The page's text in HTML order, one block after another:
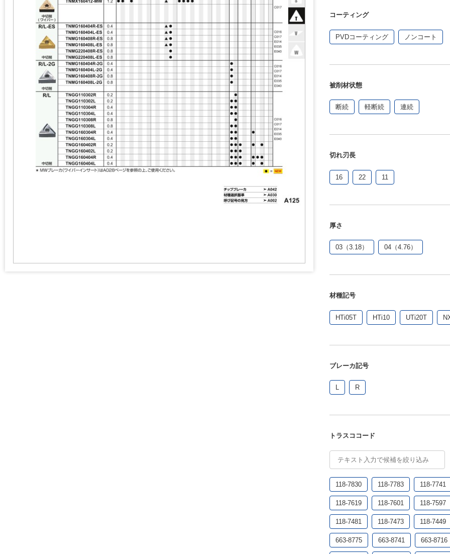
コーティング
PVDコーティング ノンコート
被削材状態
断続 軽断続 連続
切れ刃長
16 22 11
厚さ
03（3.18） 04（4.76）
材種記号
HTi05T HTi10 UTi20T
ブレーカ記号
L R
トラスココード
118-7830 118-7783 118-7741
118-7619 118-7601 118-7597
118-7481 118-7473 118-7449
663-8775 663-8741 663-8716